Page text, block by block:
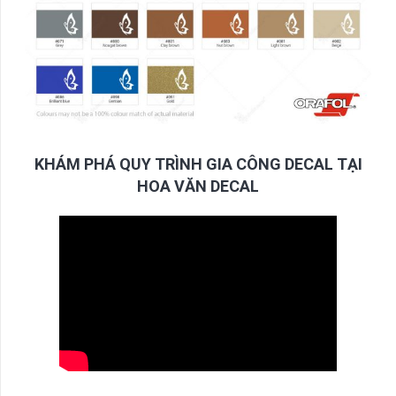
KHÁM PHÁ QUY TRÌNH GIA CÔNG DECAL TẠI
HOA VĂN DECAL